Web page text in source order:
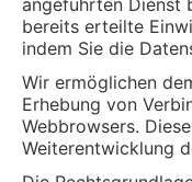
bereits erteilte
indem Sie die
Wir ermöglichen
Erhebung von
Webbrowsers.
Weiterentwicklung